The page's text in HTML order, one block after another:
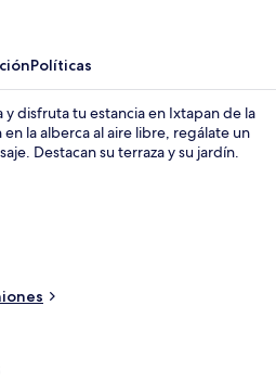
Alberca al aire libre, acceso de 08:00
Políticas
y disfruta tu estancia en Ixtapan de la
la alberca al aire libre, regálate un
Destacan su terraza y su jardín.